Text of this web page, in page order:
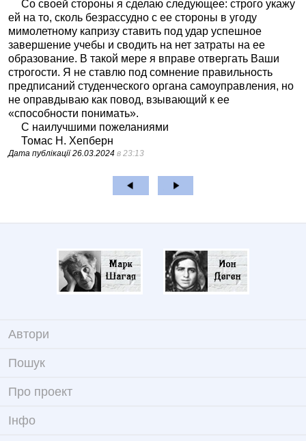
Со своей стороны я сделаю следующее: строго укажу
ей на то, сколь безрассудно с ее стороны в угоду
мимолетному капризу ставить под удар успешное
завершение учебы и сводить на нет затраты на ее
образование. В такой мере я вправе отвергать Ваши
строгости. Я не ставлю под сомнение правильность
предписаний студенческого органа самоуправления, но
не оправдываю как повод, взывающий к ее
«способности понимать».
С наилучшими пожеланиями
Томас Н. Хепберн
Дата публікації26.03.2024 в 23:13
Автори
Пошук
Про проект
Iнфо